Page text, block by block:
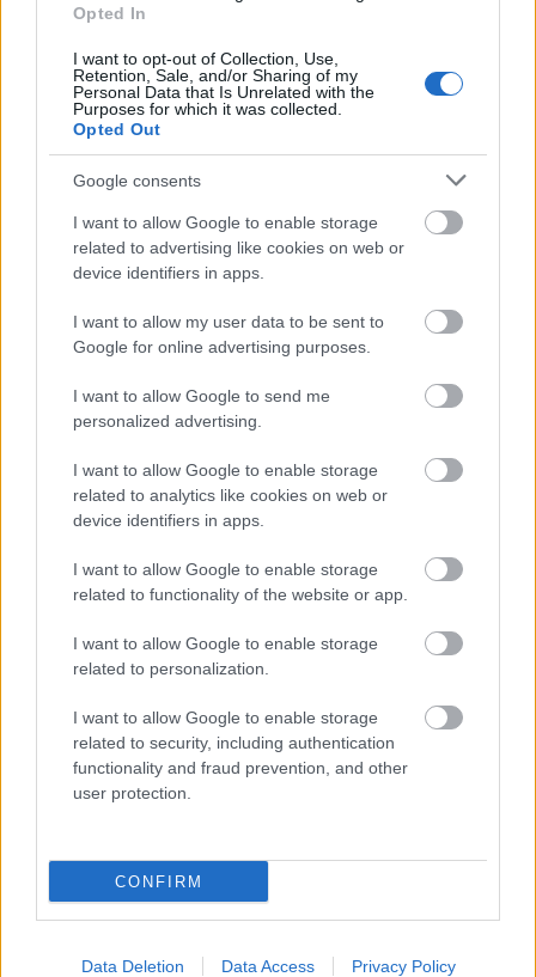
Opted In
I want to opt-out of Collection, Use,
Retention, Sale, and/or Sharing of my
Personal Data that Is Unrelated with the
Purposes for which it was collected.
Opted Out
Google consents
I want to allow Google to enable storage
related to advertising like cookies on web or
device identifiers in apps.
I want to allow my user data to be sent to
Google for online advertising purposes.
I want to allow Google to send me
personalized advertising.
I want to allow Google to enable storage
related to analytics like cookies on web or
device identifiers in apps.
I want to allow Google to enable storage
related to functionality of the website or app.
I want to allow Google to enable storage
related to personalization.
I want to allow Google to enable storage
related to security, including authentication
functionality and fraud prevention, and other
user protection.
CONFIRM
Data Deletion Data Access Privacy Policy
csomópont épül Angyalföldön
Másfélszeresére bővítik
Hódmezővásárhely jó hírű református
Flórián téri felüljárón
Paks II.: Mit jelent az 5. blokk új
árnyékában?
E-mail cím
szabályzatot!